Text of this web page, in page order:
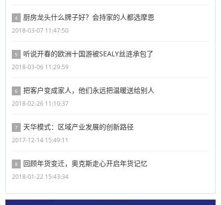
4 厨房龙头什么牌子好？会持家的人都选摩恩
2018-03-07 11:47:50
5 听说开春的欧洲十国游被SEALY丝涟承包了
2018-03-06 11:29:59
6 把客户变成家人，他们永远把温暖送给别人
2018-02-26 11:10:37
7 天华模式：区域产业发展的创新路径
2017-12-14 15:49:11
8 回顾年货变迁，奥克斯走心开启年货记忆
2018-01-22 15:43:34